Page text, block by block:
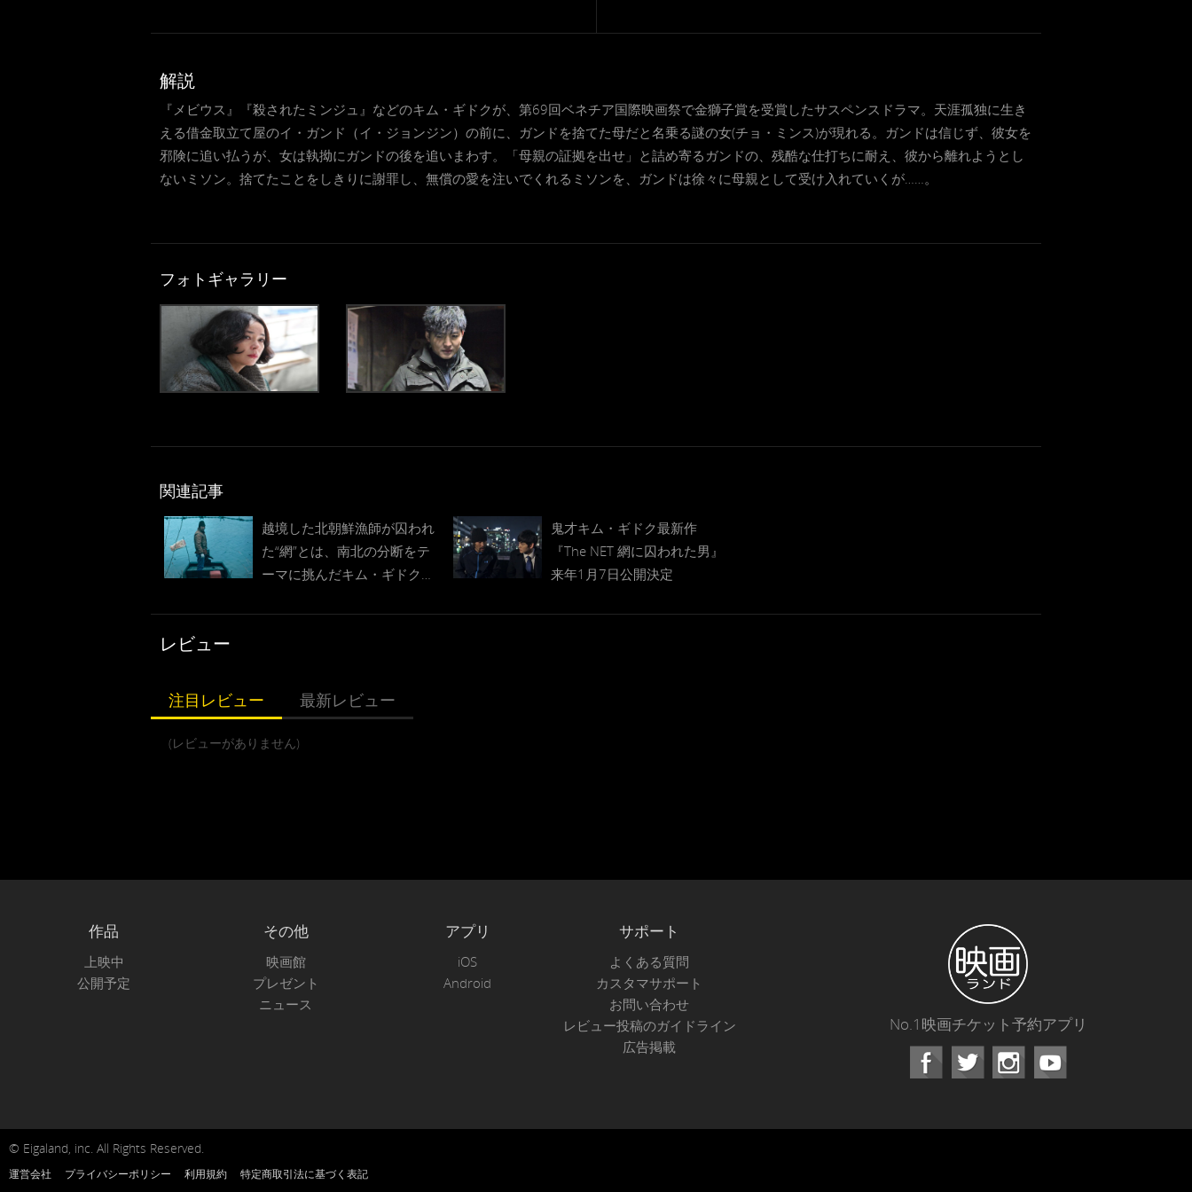
解説
『メビウス』『殺されたミンジュ』などのキム・ギドクが、第69回ベネチア国際映画祭で金獅子賞を受賞したサスペンスドラマ。天涯孤独に生き
える借金取立て屋のイ・ガンド（イ・ジョンジン）の前に、ガンドを捨てた母だと名乗る謎の女(チョ・ミンス)が現れる。ガンドは信じず、彼女を
邪険に追い払うが、女は執拗にガンドの後を追いまわす。「母親の証拠を出せ」と詰め寄るガンドの、残酷な仕打ちに耐え、彼から離れようとし
ないミソン。捨てたことをしきりに謝罪し、無償の愛を注いでくれるミソンを、ガンドは徐々に母親として受け入れていくが……。
フォトギャラリー
関連記事
越境した北朝鮮漁師が囚われ
た“網”とは、南北の分断をテ
ーマに挑んだキム・ギドク最
男』予告
鬼才キム・ギドク最新作
『The NET 網に囚われた男』
来年1月7日公開決定
レビュー
注目レビュー 最新レビュー
(レビューがありません)
作品
上映中
公開予定
その他
映画館
プレゼント
ニュース
アプリ
iOS
Android
サポート
よくある質問
カスタマサポート
お問い合わせ
レビュー投稿のガイドライン
広告掲載
No.1映画チケット予約アプリ
Facebook Instagram
© Eigaland, inc. All Rights Reserved.
運営会社 プライバシーポリシー 利用規約 特定商取引法に基づく表記